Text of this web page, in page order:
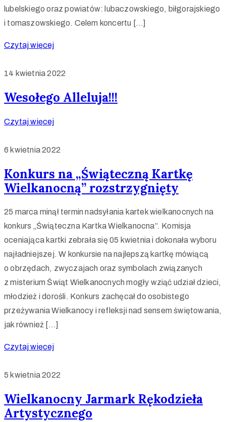
lubelskiego oraz powiatów: lubaczowskiego, biłgorajskiego
i tomaszowskiego. Celem koncertu […]
Czytaj więcej
14 kwietnia 2022
Wesołego Alleluja!!!
Czytaj więcej
6 kwietnia 2022
Konkurs na „Świąteczną Kartkę
Wielkanocną” rozstrzygnięty
25 marca minął termin nadsyłania kartek wielkanocnych na
konkurs „Świąteczna Kartka Wielkanocna”. Komisja
oceniająca kartki zebrała się 05 kwietnia i dokonała wyboru
najładniejszej. W konkursie na najlepszą kartkę mówiącą
o obrzędach, zwyczajach oraz symbolach związanych
z misterium Świąt Wielkanocnych mogły wziąć udział dzieci,
młodzież i dorośli. Konkurs zachęcał do osobistego
przeżywania Wielkanocy i refleksji nad sensem świętowania,
jak również […]
Czytaj więcej
5 kwietnia 2022
Wielkanocny Jarmark Rękodzieła
Artystycznego